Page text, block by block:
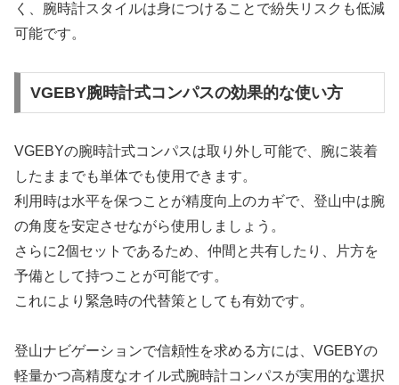
く、腕時計スタイルは身につけることで紛失リスクも低減
可能です。
VGEBY腕時計式コンパスの効果的な使い方
VGEBYの腕時計式コンパスは取り外し可能で、腕に装着
したままでも単体でも使用できます。
利用時は水平を保つことが精度向上のカギで、登山中は腕
の角度を安定させながら使用しましょう。
さらに2個セットであるため、仲間と共有したり、片方を
予備として持つことが可能です。
これにより緊急時の代替策としても有効です。
登山ナビゲーションで信頼性を求める方には、VGEBYの
軽量かつ高精度なオイル式腕時計コンパスが実用的な選択